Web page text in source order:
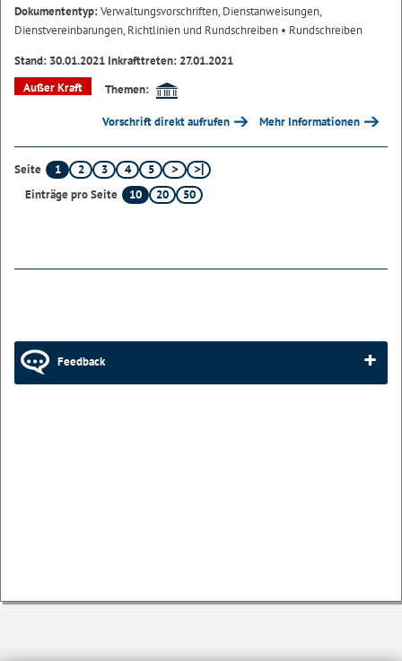
Dokumententyp:Verwaltungsvorschriften, Dienstanweisungen,
Dienstvereinbarungen, Richtlinien und Rundschreiben • Rundschreiben
Stand: 30.01.2021 Inkrafttreten: 27.01.2021
Außer Kraft
Themen:
Vorschrift direkt aufrufen Mehr Informationen
Seite 1 2 3 4
5
Einträge pro Seite
10 20 50
Feedback